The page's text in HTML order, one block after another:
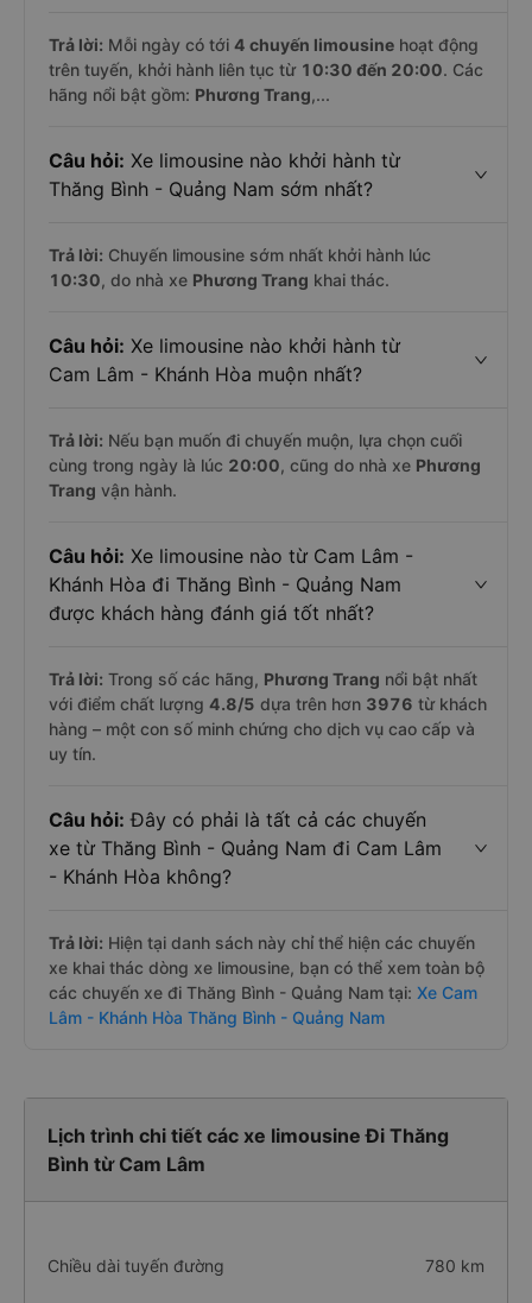
Trả lời: Mỗi ngày có tới 4 chuyến limousine hoạt động
trên tuyến, khởi hành liên tục từ 10:30 đến 20:00. Các
hãng nổi bật gồm: Phương Trang,...
Câu hỏi: Xe limousine nào khởi hành từ
Thăng Bình - Quảng Nam sớm nhất?
Trả lời: Chuyến limousine sớm nhất khởi hành lúc
10:30, do nhà xe Phương Trang khai thác.
Câu hỏi: Xe limousine nào khởi hành từ
Cam Lâm - Khánh Hòa muộn nhất?
Trả lời: Nếu bạn muốn đi chuyến muộn, lựa chọn cuối
cùng trong ngày là lúc 20:00, cũng do nhà xe Phương
Trang vận hành.
Câu hỏi: Xe limousine nào từ Cam Lâm -
Khánh Hòa đi Thăng Bình - Quảng Nam
được khách hàng đánh giá tốt nhất?
Trả lời: Trong số các hãng, Phương Trang nổi bật nhất
với điểm chất lượng 4.8/5 dựa trên hơn 3976 từ khách
hàng – một con số minh chứng cho dịch vụ cao cấp và
uy tín.
Câu hỏi: Đây có phải là tất cả các chuyến
xe từ Thăng Bình - Quảng Nam đi Cam Lâm
- Khánh Hòa không?
Trả lời: Hiện tại danh sách này chỉ thể hiện các chuyến
xe khai thác dòng xe limousine, bạn có thể xem toàn bộ
các chuyến xe đi Thăng Bình - Quảng Nam tại: Xe Cam
Lâm - Khánh Hòa Thăng Bình - Quảng Nam
Lịch trình chi tiết các xe limousine Đi Thăng
Bình từ Cam Lâm
Chiều dài tuyến đường 780 km